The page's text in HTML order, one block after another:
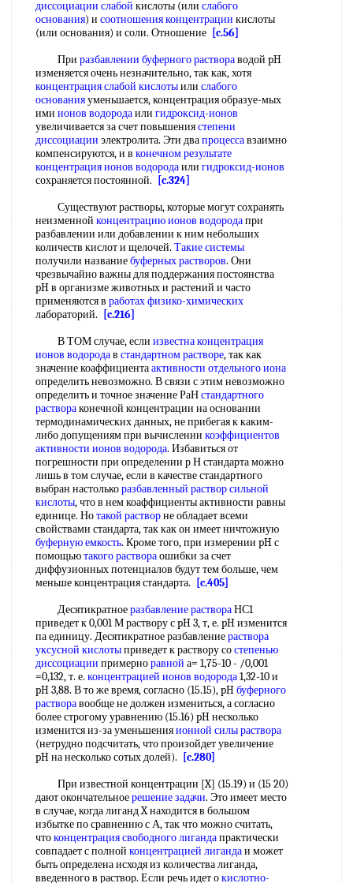
диссоциации слабой кислоты (или слабого
основания) и соотношения концентрации кислоты
(или основания) и соли. Отношение [c.56]
При разбавлении буферного раствораводой pH
изменяется очень незначительно, так как, хотя
концентрация слабой кислотыили слабого
основанияуменьшается, концентрация образуе-мых
ими ионов водородаили гидроксид-ионов
увеличивается за счет повышениястепени
диссоциации электролита. Эти двапроцессавзаимно
компенсируются, и в конечном результате
концентрация ионов водородаили гидроксид-ионов
сохраняется постоянной.
[c.324]
Существуют растворы, которые могут сохранять
неизменной концентрацию ионов водородапри
разбавлении или добавлении к ним небольших
количеств кислот и щелочей. Такие системы
получили названиебуферных растворов. Они
чрезвычайно важны для поддержания постоянства
pH в организме животных и растений и часто
применяются в работах физико-химических
лабораторий.
[c.216]
В ТОМ случае, если известнаконцентрация
ионов водородав стандартном растворе, так как
значение коаффициентаактивности отдельного иона
определить невозможно. В связи с этим невозможно
определить и точное значение РаНстандартного
раствораконечной концентрации на основании
термодинамических данных, не прибегая к каким-
либо допущениям при вычислении коэффициентов
активности ионов водорода. Избавиться от
погрешности при определении р Н стандарта можно
лишь в том случае, если в качестве стандартного
выбран настолькоразбавленный раствор сильной
кислоты, что в нем коаффициенты активности равны
единице. Нотакой растворне обладает всеми
свойствами стандарта, так как он имеет ничтожную
буферную емкость. Кроме того, при измерении pH с
помощьютакого раствораошибки за счет
диффузионных потенциалов будут тем больше, чем
меньше концентрация стандарта.
[c.405]
Десятикратноеразбавление раствораНС1
приведет к 0,001 М раствору с pH 3, т, е. pH изменится
па единицу. Десятикратное разбавлениераствора
уксусной кислотыприведет к раствору состепенью
диссоциации примерноравной а= 1,75-10 - /0,001
=0,132, т. е. концентрацией ионов водорода1,32-10 и
pH 3,88. В то же время, согласно (15.15), pHбуферного
растворавообще не должен измениться, а согласно
более строгому уравнению (15.16) pH несколько
изменится из-за уменьшенияионной силы раствора
(нетрудно подсчитать, что произойдет увеличение
pH на несколько сотых долей).
[c.280]
При известной концентрации [X] (15.19) и (15 20)
дают окончательноерешение задачи. Это имеет место
в случае, когда лиганд X находится в большом
избытке по сравнению с А, так что можно считать,
чтоконцентрация свободного лигандапрактически
совпадает с полной концентрацией лигандаи может
быть определена исходя из количества лиганда,
введенного в раствор. Если речь идет окислотно-